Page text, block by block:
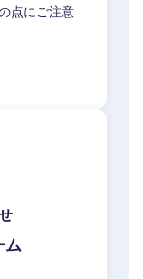
点にご注意
ム